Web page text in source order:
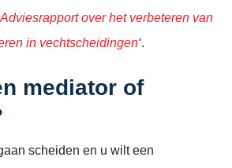
over het verbeteren van
in vechtscheidingen‘.
mediator of
scheiden en u wilt een